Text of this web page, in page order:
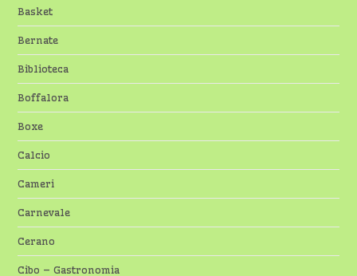
Basket
Bernate
Biblioteca
Boffalora
Boxe
Calcio
Cameri
Carnevale
Cerano
Cibo – Gastronomia